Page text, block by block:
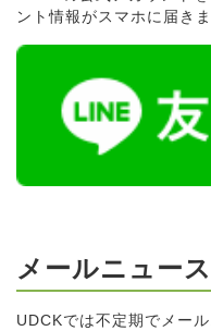
ント情報がスマホに届きま
メールニュー
UDCKでは不定期でメー